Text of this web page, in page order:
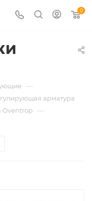
0
—
арматура
Oventrop —